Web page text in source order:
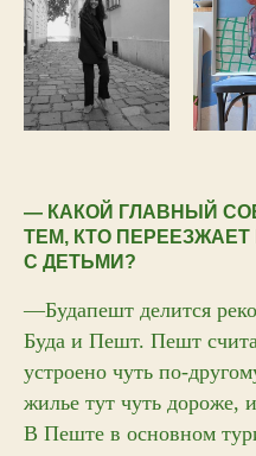
— КАКОЙ ГЛАВНЫЙ
ТЕМ, КТО ПЕРЕЕЗЖАЕТ
С ДЕТЬМИ?
—Будапешт делится
Буда и Пешт. Пешт
устроено чуть по-
жилье тут чуть дороже,
В Пеште в основном